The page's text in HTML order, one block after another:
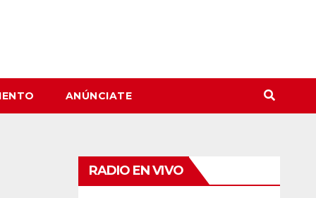
ANÚNCIATE
RADIO EN VIVO